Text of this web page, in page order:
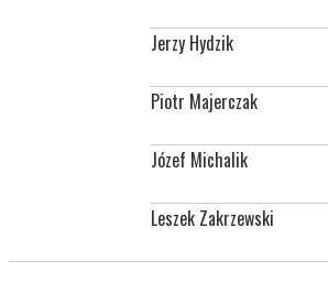
Jerzy Hydzik
Piotr Majerczak
Józef Michalik
Leszek Zakrzewski